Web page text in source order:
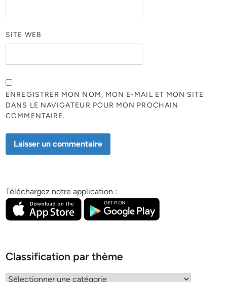
SITE WEB
ENREGISTRER MON NOM, MON E-MAIL ET MON SITE
DANS LE NAVIGATEUR POUR MON PROCHAIN
COMMENTAIRE.
Téléchargez notre application :
Classification par thème
Classification